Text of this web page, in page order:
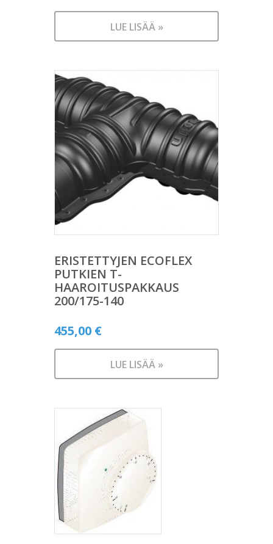
LUE LISÄÄ »
ERISTETTYJEN ECOFLEX
PUTKIEN T-
HAAROITUSPAKKAUS
200/175-140
455,00 €
LUE LISÄÄ »